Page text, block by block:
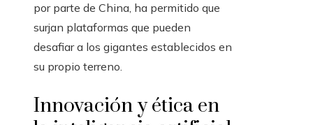
por parte de China, ha permitido que
surjan plataformas que pueden
desafiar a los gigantes establecidos en
su propio terreno.
Innovación y ética en